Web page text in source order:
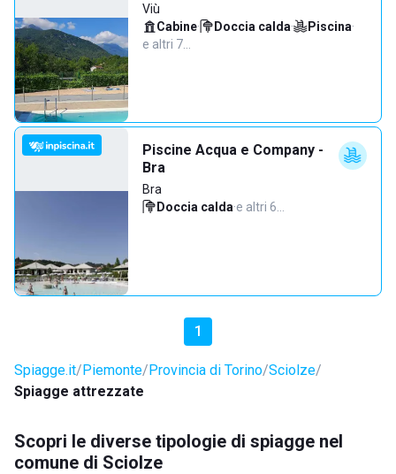
Viù
Cabine· Doccia calda· Piscina·
e altri 7…
Piscine Acqua e Company -
Bra
Bra
Doccia calda·e altri 6…
1
Spiagge.it Piemonte Provincia di Torino Sciolze
Spiagge attrezzate
Scopri le diverse tipologie di spiagge nel
comune di Sciolze